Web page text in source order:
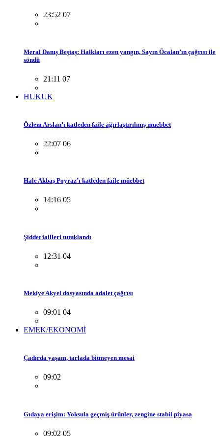
23:52 07
Meral Danış Beştaş: Halkları ezen yangın, Sayın Öcalan’ın çağrısı ile
söndü
21:11 07
HUKUK
Özlem Arslan’ı katleden faile ağırlaştırılmış müebbet
22:07 06
Hale Akbaş Poyraz’ı katleden faile müebbet
14:16 05
Şiddet failleri tutuklandı
12:31 04
Mekiye Akyel dosyasında adalet çağrısı
09:01 04
EMEK/EKONOMİ
Çadırda yaşam, tarlada bitmeyen mesai
09:02
Gıdaya erişim: Yoksula geçmiş ürünler, zengine stabil piyasa
09:02 05